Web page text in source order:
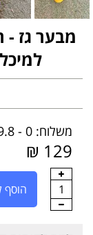
מבער גז
משלוח: 0 - 69.8 ₪
129 ₪
1 הוסף